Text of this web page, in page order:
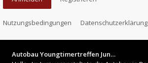
Nutzungsbedingungen Datenschutzerklärung
Autobau Youngtimertreffen Jun…